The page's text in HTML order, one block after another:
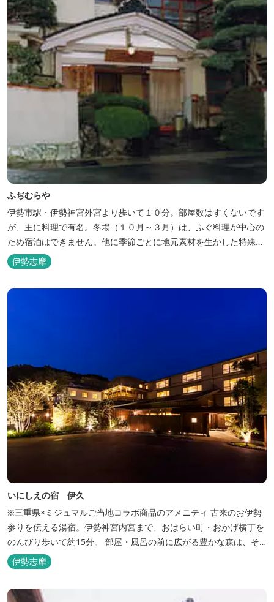
ふぢむらや
伊勢市駅・伊勢神宮外宮より歩いて１０分。部屋数はすくないです
が、主に料理で有名。冬場（１０月～３月）は、ふぐ料理が中心の
ため宿泊はできません。他に季節ごとに地元素材を生かした特殊料
理もお楽しみ頂けます。
伊勢志摩
いにしえの宿 伊久
※三重県×ミジュマルご当地コラボ商品のアメニティ 古来のお伊勢
参りを伝える湯宿。伊勢神宮内宮まで、おはらい町・おかげ横丁を
のんびり歩いて約15分。 部屋・風呂の前に広がる豊かな森は、そ
のまま内宮の森へと連なっています。 お伊勢さんとつながってい
る・・そんな気持ちになる宿です。 館内には2つの大浴場と趣の異
伊勢志摩